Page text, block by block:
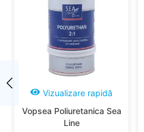
Vizualizare rapidă
Vopsea Poliuretanica Sea
Line